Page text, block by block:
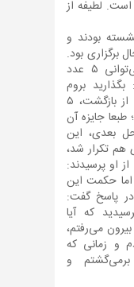
لطیفه از
بودند و
برگزاری بود.
از مردی پرسیدند: آیا تو می‌توانی ۵ عدد
بروم
بیرون و برگردم. آن مرد پس از بازگشت، ۵
جایزه آن
بعدی، این
۱۰، ۱۵ و ۲۰ بربری هم تکرار شد،
او پرسیدند:
اما حکمت این
پاسخ گفت:
که آیا
نه، بیرون می‌رفتم،
و زمانی که
و